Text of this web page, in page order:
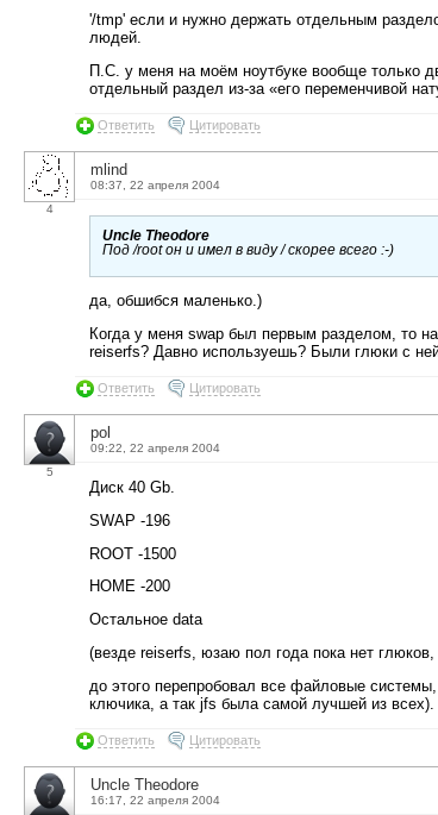
'/tmp' если и нужно держать отдельным
людей.
П.С. у меня на моём ноутбуке вообще только
отдельный раздел из-за «его переменчивой
Ответить Цитировать
4
mlind
08:37, 22 апреля 2004
Uncle Theodore
Под /root он и имел в виду / скорее всего :-)
да, обшибся маленько.)
Когда у меня swap был первым разделом, то
reiserfs? Давно используешь? Были глюки с
Ответить Цитировать
5
pol
09:22, 22 апреля 2004
Диск 40 Gb.
SWAP -196
ROOT -1500
HOME -200
Остальное data
(везде reiserfs, юзаю пол года пока нет глюков,
до этого перепробовал все файловые
ключика, а так jfs была самой лучшей из всех).
Ответить Цитировать
Uncle Theodore
16:17, 22 апреля 2004